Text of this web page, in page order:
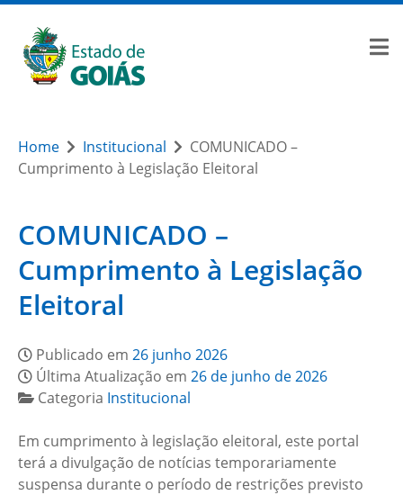
Home Institucional
COMUNICADO –
Cumprimento à Legislação Eleitoral
COMUNICADO –
Cumprimento à Legislação
Eleitoral
Publicado em 26 junho 2026
Última Atualização em 26 de junho de 2026
Categoria Institucional
Em cumprimento à legislação eleitoral, este portal
terá a divulgação de notícias temporariamente
suspensa durante o período de restrições previsto